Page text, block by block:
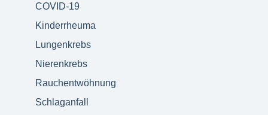
COVID-19
Kinderrheuma
Lungenkrebs
Nierenkrebs
Rauchentwöhnung
Schlaganfall